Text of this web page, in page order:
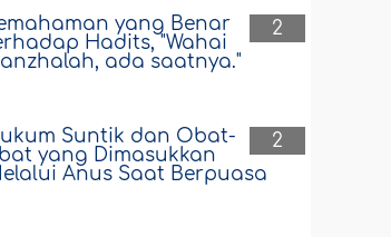
2
yang Benar
Hadits, "Wahai
ada saatnya."
2
Suntik dan Obat-
yang Dimasukkan
Anus Saat Berpuasa